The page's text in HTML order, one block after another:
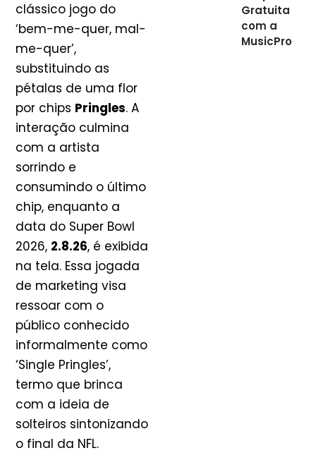
clássico jogo do
‘bem-me-quer, mal-
me-quer’,
substituindo as
pétalas de uma flor
por chips Pringles. A
interação culmina
com a artista
sorrindo e
consumindo o último
chip, enquanto a
data do Super Bowl
2026, 2.8.26, é exibida
na tela. Essa jogada
de marketing visa
ressoar com o
público conhecido
informalmente como
‘Single Pringles’,
termo que brinca
com a ideia de
solteiros sintonizando
o final da NFL.
Gratuita
com a
MusicPro